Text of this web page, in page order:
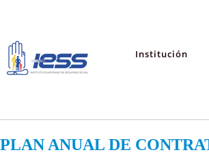
Institución
PLAN ANUAL DE